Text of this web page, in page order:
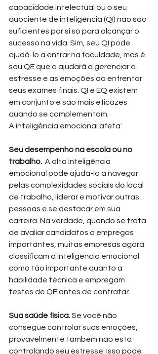
capacidade intelectual ou o seu
quociente de inteligência (QI) não são
suficientes por si só para alcançar o
sucesso na vida. Sim, seu QI pode
ajudá-lo a entrar na faculdade, mas é
seu QE que o ajudará a gerenciar o
estresse e as emoções ao enfrentar
seus exames finais. QI e EQ existem
em conjunto e são mais eficazes
quando se complementam.
A inteligência emocional afeta:
Seu desempenho na escola ou no
trabalho. A alta inteligência
emocional pode ajudá-lo a navegar
pelas complexidades sociais do local
de trabalho, liderar e motivar outras
pessoas e se destacar em sua
carreira. Na verdade, quando se trata
de avaliar candidatos a empregos
importantes, muitas empresas agora
classificam a inteligência emocional
como tão importante quanto a
habilidade técnica e empregam
testes de QE antes de contratar.
Sua saúde física. Se você não
consegue controlar suas emoções,
provavelmente também não está
controlando seu estresse. Isso pode